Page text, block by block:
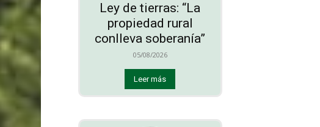
Ley de tierras: “La
propiedad rural
conlleva soberanía”
05/08/2026
Leer más